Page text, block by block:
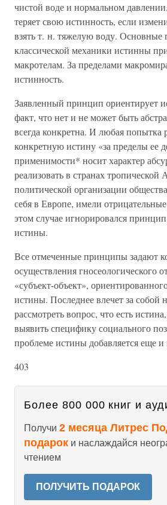
чистой воде и нормальном
теряет свою истинность, если
взять т. н. тяжелую воду. Основные
классической механики истинны
макротелам. За пределами
истинность.
Заявленный принцип ориентирует
факт, что нет и не может быть
всегда конкретна. И любая попытка
конкретную истину «за пределы ее
применимости* носит характер
реализовать в странах
политической организации
себя в Европе, имели
этом случае игнорировался
истины.
Все отмеченные принципы задают
осуществления гносеологического
«субъект-объект»,
истины. Последнее влечет за собой
рассмотреть вопрос, что есть
выявить специфику социального
проблеме истины добавляется еще
403
Более 800 000 книг и
Получи 2 месяца Литрес
подарок и наслаждайся
чтением
ПОЛУЧИТЬ ПОДАРОК